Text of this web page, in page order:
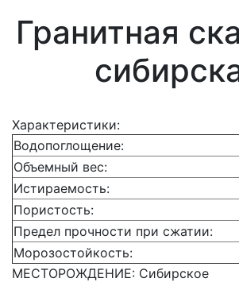
Гранитная
Характеристики:
Водопоглощение:
Объемный вес:
Истираемость:
Пористость:
Предел прочности при сжатии:
Морозостойкость:
МЕСТОРОЖДЕНИЕ: Сибирское